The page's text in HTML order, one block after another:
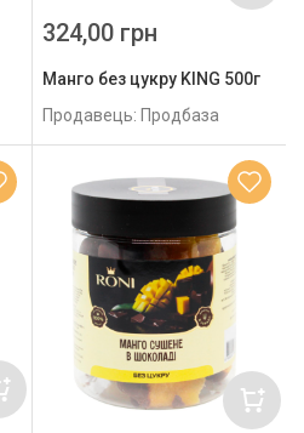
Манго без цукру KING 500г
Продавець: Продбаза
324,00 грн